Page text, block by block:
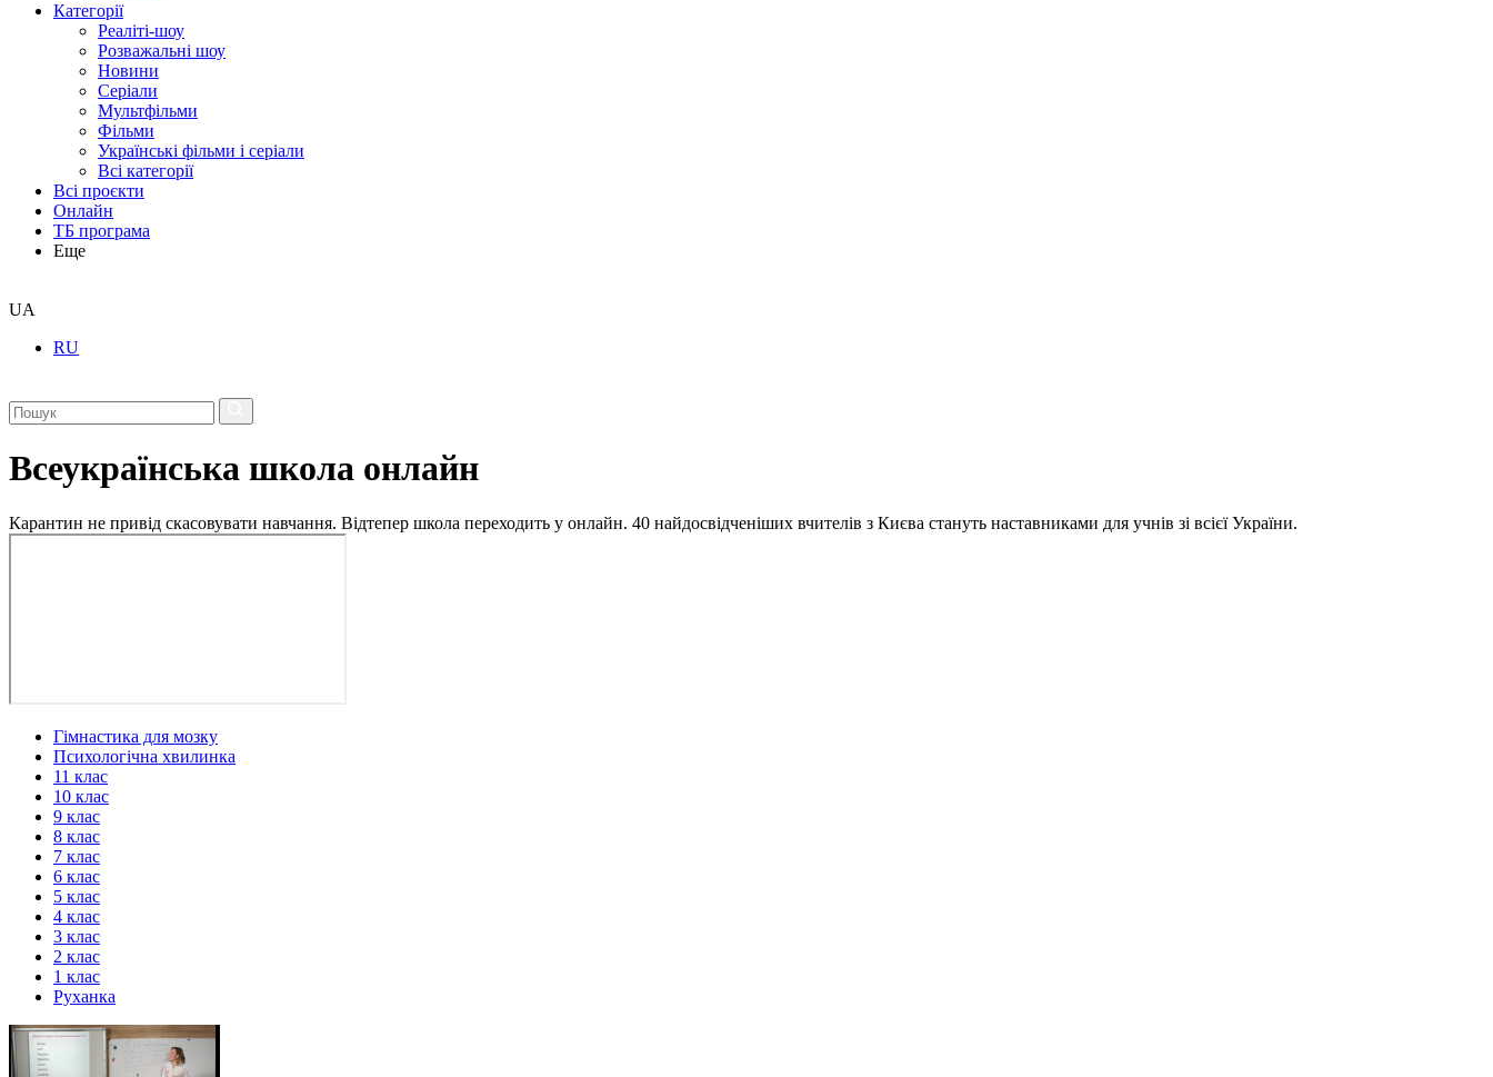
Категорії
Реаліті-шоу
Розважальні шоу
Новини
Серіали
Мультфільми
Фільми
Українські фільми і серіали
Всі категорії
Всі проєкти
Онлайн
ТБ програма
Еще
UA
RU
Всеукраїнська школа онлайн
Карантин не привід скасовувати навчання. Відтепер школа переходить у онлайн. 40 найдосвідченіших вчителів з Києва стануть наставниками для учнів зі всієї України.
Гімнастика для мозку
Психологічна хвилинка
11 клас
10 клас
9 клас
8 клас
7 клас
6 клас
5 клас
4 клас
3 клас
2 клас
1 клас
Руханка